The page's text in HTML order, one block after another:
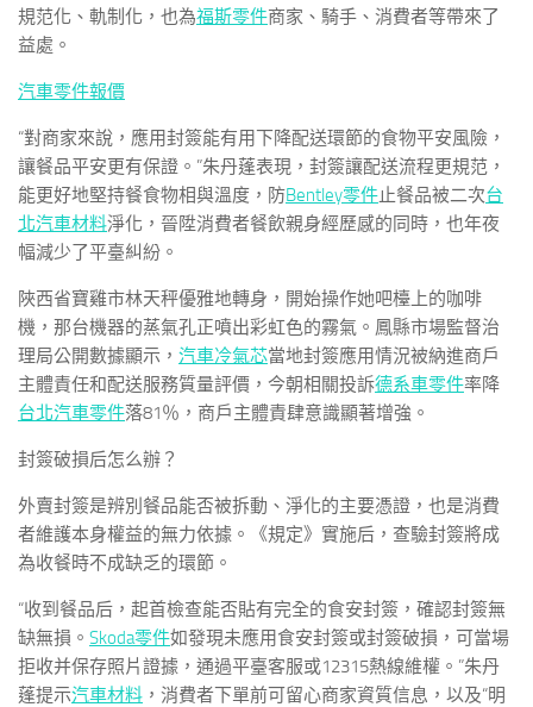
規范化、軌制化，也為福斯零件商家、騎手、消費者等帶來了
益處。
汽車零件報價
“對商家來說，應用封簽能有用下降配送環節的食物平安風險，
讓餐品平安更有保證。”朱丹蓬表現，封簽讓配送流程更規范，
能更好地堅持餐食物相與溫度，防Bentley零件止餐品被二次台
北汽車材料淨化，晉陞消費者餐飲親身經歷感的同時，也年夜
幅減少了平臺糾紛。
陜西省寶雞市林天秤優雅地轉身，開始操作她吧檯上的咖啡
機，那台機器的蒸氣孔正噴出彩虹色的霧氣。鳳縣市場監督治
理局公開數據顯示， 汽車冷氣芯當地封簽應用情況被納進商戶
主體責任和配送服務質量評價，今朝相關投訴德系車零件率降
台北汽車零件落81％，商戶主體責肆意識顯著增強。
封簽破損后怎么辦？
外賣封簽是辨別餐品能否被拆動、淨化的主要憑證，也是消費
者維護本身權益的無力依據。《規定》實施后，查驗封簽將成
為收餐時不成缺乏的環節。
“收到餐品后，起首檢查能否貼有完全的食安封簽，確認封簽無
缺無損。 Skoda零件如發現未應用食安封簽或封簽破損，可當場
拒收并保存照片證據，通過平臺客服或12315熱線維權。”朱丹
蓬提示汽車材料 ，消費者下單前可留心商家資質信息，以及“明